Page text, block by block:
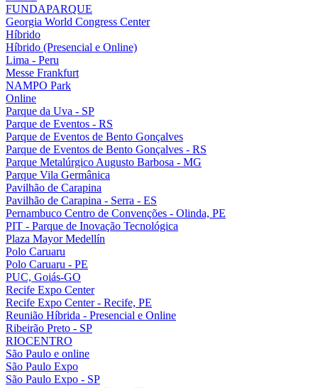
FUNDAPARQUE
Georgia World Congress Center
Híbrido
Híbrido (Presencial e Online)
Lima - Peru
Messe Frankfurt
NAMPO Park
Online
Parque da Uva - SP
Parque de Eventos - RS
Parque de Eventos de Bento Gonçalves
Parque de Eventos de Bento Gonçalves - RS
Parque Metalúrgico Augusto Barbosa - MG
Parque Vila Germânica
Pavilhão de Carapina
Pavilhão de Carapina - Serra - ES
Pernambuco Centro de Convenções - Olinda, PE
PIT - Parque de Inovação Tecnológica
Plaza Mayor Medellín
Polo Caruaru
Polo Caruaru - PE
PUC, Goiás-GO
Recife Expo Center
Recife Expo Center - Recife, PE
Reunião Híbrida - Presencial e Online
Ribeirão Preto - SP
RIOCENTRO
São Paulo e online
São Paulo Expo
São Paulo Expo - SP